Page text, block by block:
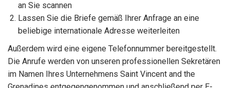
an Sie scannen
Lassen Sie die Briefe gemäß Ihrer Anfrage an eine
beliebige internationale Adresse weiterleiten
Außerdem wird eine eigene Telefonnummer bereitgestellt.
Die Anrufe werden von unseren professionellen Sekretären
im Namen Ihres Unternehmens Saint Vincent and the